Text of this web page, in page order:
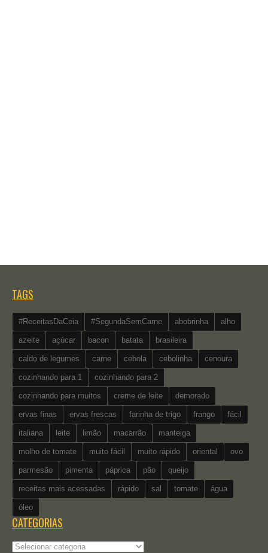
TAGS
#ReceitasDaCeia #SegundaSemCarne abobrinha alho
azeite açúcar bacon batata brasileira
caldo de legumes carne cebola cebolinha cenoura
cozinhando para 1 cozinhando para 2
cozinhando para muitos creme de leite demorado
ervas finas ervas frescas farinha de trigo frango fácil
italiana leite limão macarrão manteiga
molho de tomate muito fácil muito rápido oriental ovo
parmesão pimenta páprica pão queijo
receitas mais acessadas rápido sal tomate água
óleo
CATEGORIAS
Categorias